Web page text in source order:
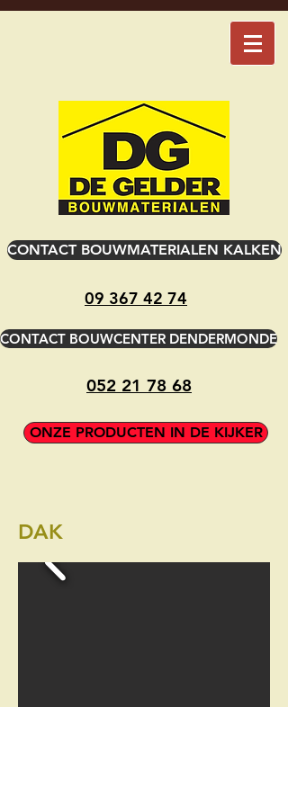
CONTACT BOUWMATERIALEN KALKEN
09 367 42 74
CONTACT BOUWCENTER DENDERMONDE
052 21 78 68
ONZE PRODUCTEN IN DE KIJKER
DAK